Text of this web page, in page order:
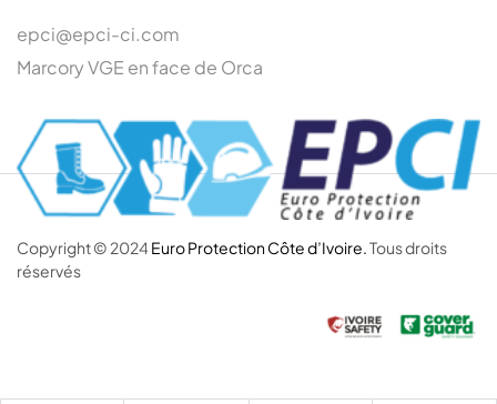
epci@epci-ci.com
Marcory VGE en face de Orca
Copyright © 2024 Euro Protection Côte d’Ivoire.Tous droits
réservés